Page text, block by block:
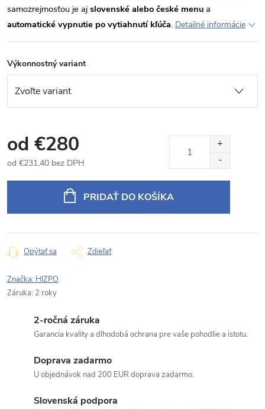
samozrejmosťou je aj slovenské alebo české menu a
automatické vypnutie po vytiahnutí kľúča. Detailné informácie
Výkonnostný variant
od €280
od €231,40 bez DPH
PRIDAŤ DO KOŠÍKA
Opýtať sa Zdieľať
Značka: HIZPO
Záruka: 2 roky
2-ročná záruka
Garancia kvality a dlhodobá ochrana pre vaše pohodlie a istotu.
Doprava zadarmo
U objednávok nad 200 EUR doprava zadarmo.
Slovenská podpora